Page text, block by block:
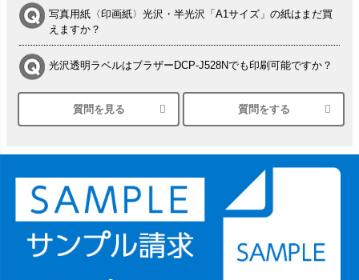
写真用紙〈印画紙〉光沢・半光沢「A1サイズ」の紙はまだ買
えますか？
光沢透明ラベルはブラザーDCP-J528Nでも印刷可能ですか？
シルバーペーパーにEPSON EP-30VAで印刷するときの設定
は？
ーSC-P8050に対応してますか
塩ビのロール紙で離型紙が透明の商品はありますか
つや消し半透明ラベルのロールタイプはありますか？
質問を見る 質問をする